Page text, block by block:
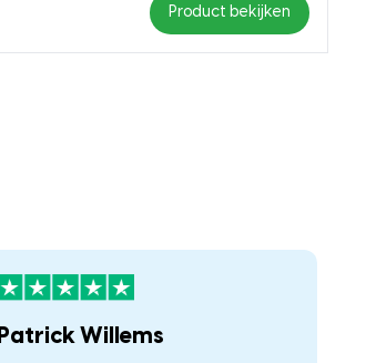
Product bekijken
Patrick Willems